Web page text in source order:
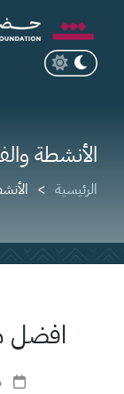
الأنشطة
الرئيسية
افضل